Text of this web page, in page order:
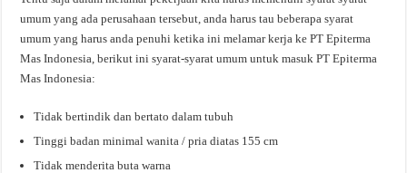
umum yang ada perusahaan tersebut, anda harus tau beberapa syarat
umum yang harus anda penuhi ketika ini melamar kerja ke PT Epiterma
Mas Indonesia, berikut ini syarat-syarat umum untuk masuk PT Epiterma
Mas Indonesia:
Tidak bertindik dan bertato dalam tubuh
Tinggi badan minimal wanita / pria diatas 155 cm
Tidak menderita buta warna